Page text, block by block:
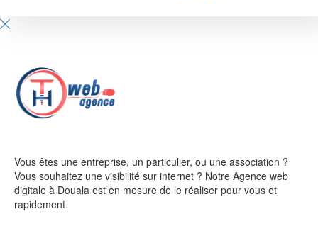
Vous êtes une entreprise, un particulier, ou une association ?
Vous souhaitez une visibilité sur internet ? Notre Agence web
digitale à Douala est en mesure de le réaliser pour vous et
rapidement.